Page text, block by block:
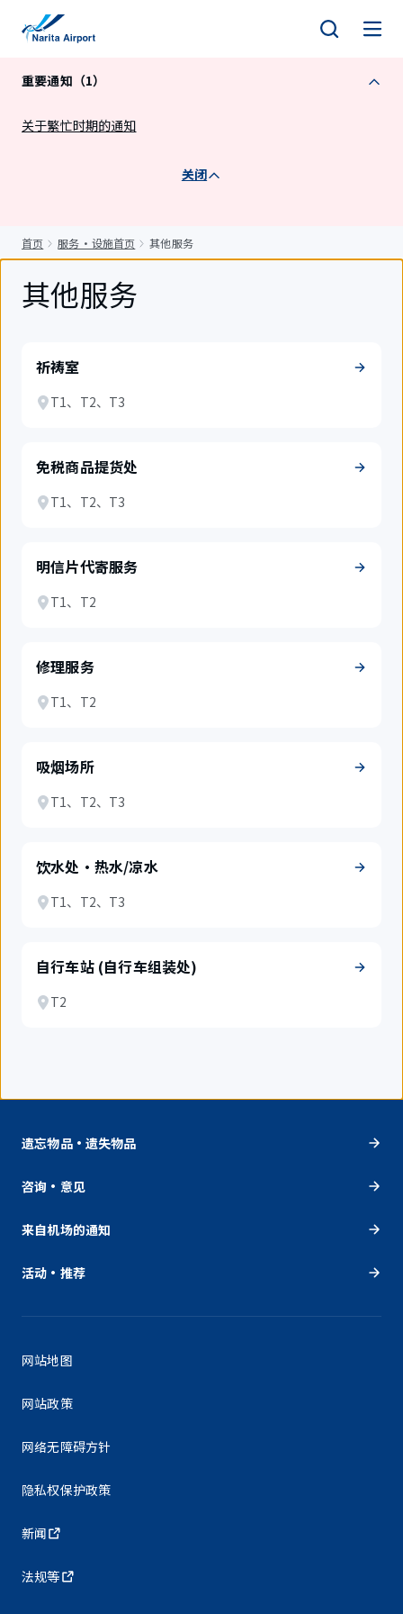
重要通知（1）
关于繁忙时期的通知
关闭
首页 服务・设施首页 其他服务
其他服务
祈祷室
T1、T2、T3
免税商品提货处
T1、T2、T3
明信片代寄服务
T1、T2
修理服务
T1、T2
吸烟场所
T1、T2、T3
饮水处・热水/凉水
T1、T2、T3
自行车站 (自行车组装处)
T2
遗忘物品・遗失物品
咨询・意见
来自机场的通知
活动・推荐
网站地图
网站政策
网络无障碍方针
隐私权保护政策
新闻
法规等